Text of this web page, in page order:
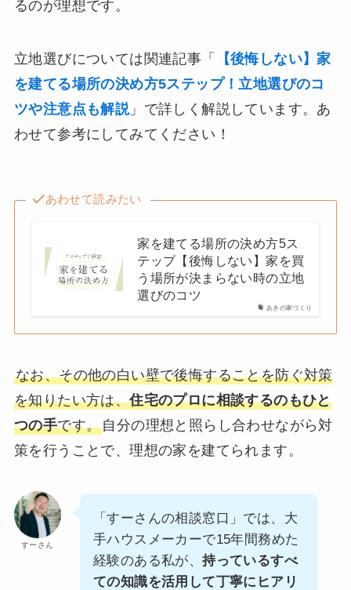
るのが理想です。
立地選びについては関連記事「
【後悔しない】家
を建てる場所の決め方5ステップ！立地選びのコ
ツや注意点も解説」で詳しく解説しています。あ
わせて参考にしてみてください！
あわせて読みたい
あきの家づくり
家を建てる場所の決め方5ス
テップ【後悔しない】家を買
う場所が決まらない時の立地
選びのコツ
なお、その他の白い壁で後悔することを防ぐ対策
を知りたい方は、住宅のプロに相談するのもひと
つの手です。自分の理想と照らし合わせながら対
策を行うことで、理想の家を建てられます。
すーさん
「すーさんの相談窓口」では、大
手ハウスメーカーで15年間務めた
経験のある私が、持っているすべ
ての知識を活用して丁寧にヒアリ